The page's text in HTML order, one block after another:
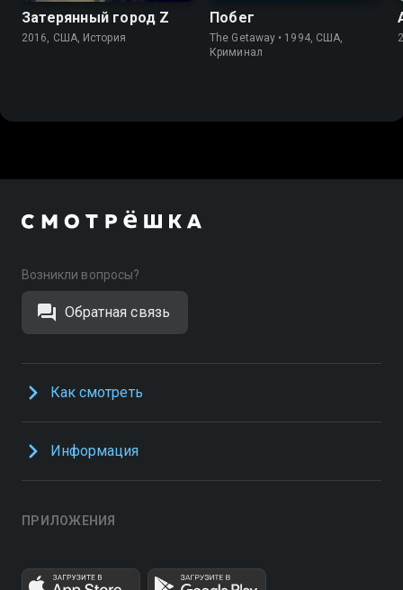
Затерянный город Z
2016, США, История
Побег
The Getaway • 1994, США,
Криминал
Возникли вопросы?
Обратная связь
Как смотреть
Информация
ПРИЛОЖЕНИЯ